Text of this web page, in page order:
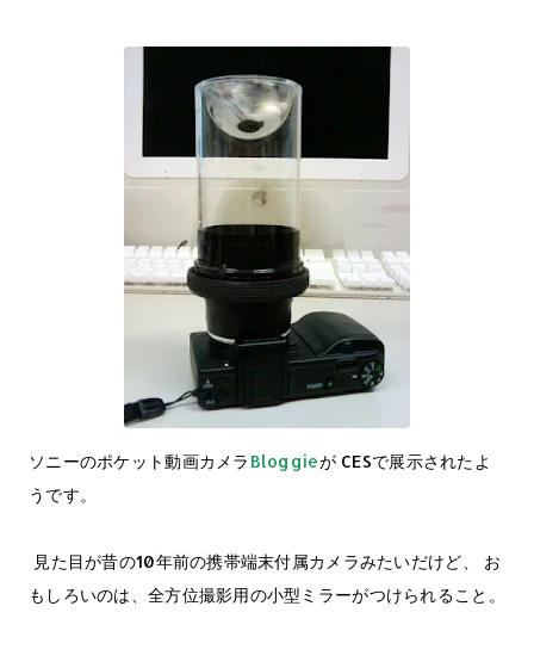
ソニーのポケット動画カメラ Bloggieが CESで展示されたよ
うです。
見た目が昔の10年前の携帯端末付属カメラみたいだけど、 お
もしろいのは、全方位撮影用の小型ミラーがつけられること。